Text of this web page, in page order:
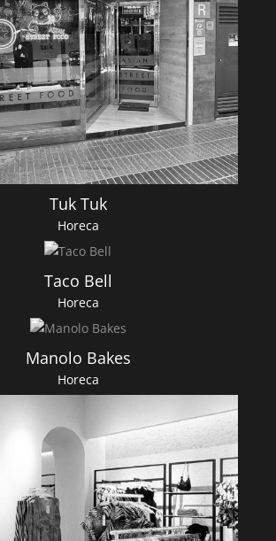
Tuk Tuk
Horeca
Taco Bell
Horeca
Manolo Bakes
Horeca